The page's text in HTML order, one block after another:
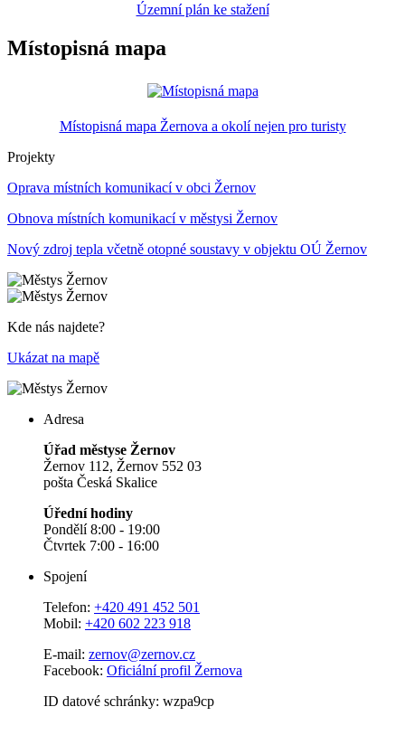
Územní plán ke stažení
Místopisná mapa
Místopisná mapa Žernova a okolí nejen pro turisty
Projekty
Oprava místních komunikací v obci Žernov
Obnova místních komunikací v městysi Žernov
Nový zdroj tepla včetně otopné soustavy v objektu OÚ Žernov
Kde nás najdete?
Ukázat na mapě
Adresa
Úřad městyse Žernov
Žernov 112, Žernov 552 03
pošta Česká Skalice
Úřední hodiny
Pondělí 8:00 - 19:00
Čtvrtek 7:00 - 16:00
Spojení
Telefon: +420 491 452 501
Mobil: +420 602 223 918
E-mail: zernov@zernov.cz
Facebook: Oficiální profil Žernova
ID datové schránky: wzpa9cp